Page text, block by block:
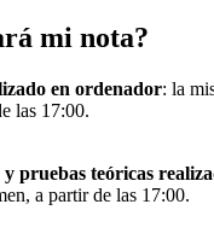
mi nota?
en ordenador: la
las 17:00.
pruebas teóricas
a partir de las 17:00.